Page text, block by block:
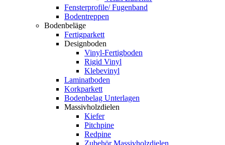
Fensterprofile/ Fugenband
Bodentreppen
Bodenbeläge
Fertigparkett
Designboden
Vinyl-Fertigboden
Rigid Vinyl
Klebevinyl
Laminatboden
Korkparkett
Bodenbelag Unterlagen
Massivholzdielen
Kiefer
Pitchpine
Redpine
Zubehör Massivholzdielen